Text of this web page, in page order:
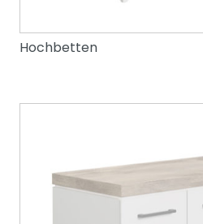
Hochbetten